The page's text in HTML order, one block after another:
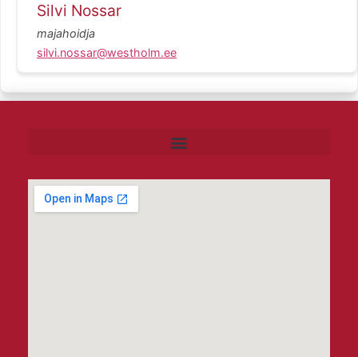
Silvi Nossar
majahoidja
silvi.nossar@westholm.ee